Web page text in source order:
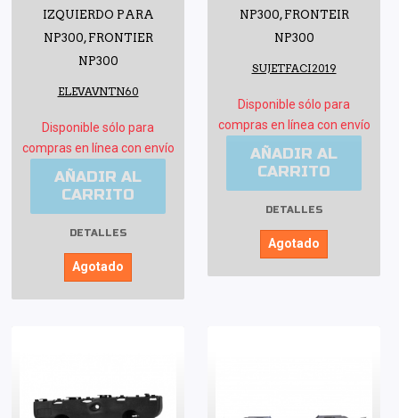
IZQUIERDO PARA
NP300, FRONTIER
NP300
ELEVAVNTN60
Disponible sólo para
compras en línea con envío
AÑADIR AL
CARRITO
DETALLES
Agotado
NP300, FRONTEIR
NP300
SUJETFACI2019
Disponible sólo para
compras en línea con envío
AÑADIR AL
CARRITO
DETALLES
Agotado